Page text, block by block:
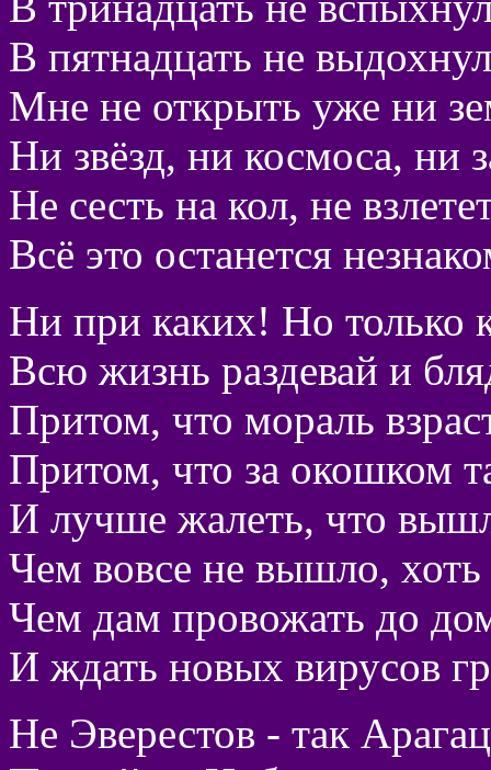
В пятнадцать не
Мне не открыть уже ни
Ни звёзд, ни космоса, ни
Не сесть на кол, не
Всё это останется
Ни при каких! Но только
Всю жизнь раздевай и
Притом, что мораль
Притом, что за окошком
И лучше жалеть, что
Чем вовсе не вышло,
Чем дам провожать до
И ждать новых вирусов
Не Эверестов - так